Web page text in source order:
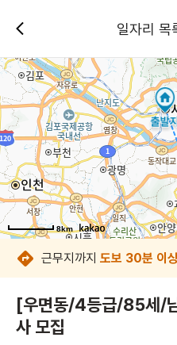
일자리 목
8km
8km
8km
8km
8km
8km
8km
8km
근무지까지 도보 30분 이
[우면동/4등급/85세/
사 모집